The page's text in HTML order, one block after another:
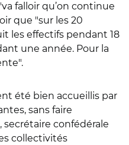
falloir qu’on continue
que "sur les 20
les effectifs pendant 18
une année. Pour la
été bien accueillis par
sans faire
secrétaire confédérale
collectivités